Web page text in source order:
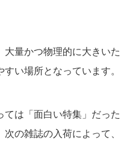
量かつ物理的に大きいた
い場所となっています。
ては「面白い特集」だった
の雑誌の入荷によって、